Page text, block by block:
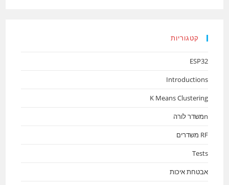
קטגוריות
ESP32
Introductions
K Means Clustering
nמשדר לורה
RF משדרים
Tests
אבטחת איכות